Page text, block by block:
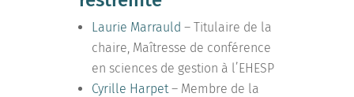
Laurie Marrauld– Titulaire de la
chaire, Maîtresse de conférence
en sciences de gestion à l’EHESP
Cyrille Harpet – Membre de la